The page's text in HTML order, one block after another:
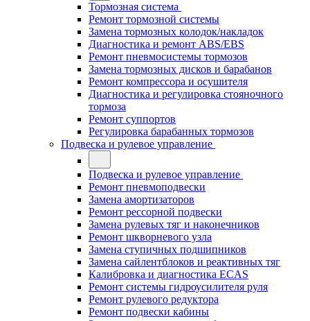
Тормозная система
Ремонт тормозной системы
Замена тормозных колодок/накладок
Диагностика и ремонт ABS/EBS
Ремонт пневмосистемы тормозов
Замена тормозных дисков и барабанов
Ремонт компрессора и осушителя
Диагностика и регулировка стояночного
тормоза
Ремонт суппортов
Регулировка барабанных тормозов
Подвеска и рулевое управление
Подвеска и рулевое управление
Ремонт пневмоподвески
Замена амортизаторов
Ремонт рессорной подвески
Замена рулевых тяг и наконечников
Ремонт шкворневого узла
Замена ступичных подшипников
Замена сайлентблоков и реактивных тяг
Калибровка и диагностика ECAS
Ремонт системы гидроусилителя руля
Ремонт рулевого редуктора
Ремонт подвески кабины